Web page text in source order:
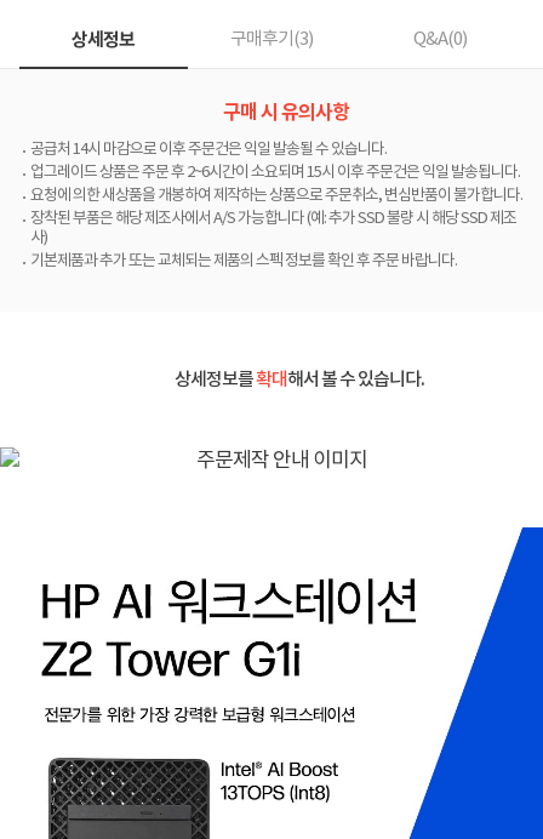
상세정보 구매후기(3) Q&A(0)
구매 시 유의사항
공급처 14시 마감으로 이후 주문건은 익일 발송될 수 있습니다.
업그레이드 상품은 주문 후 2~6시간이 소요되며 15시 이후 주문건은 익일 발송됩니다.
요청에 의한 새상품을 개봉하여 제작하는 상품으로 주문취소, 변심반품이 불가합니다.
장착된 부품은 해당 제조사에서 A/S 가능합니다 (예: 추가 SSD 불량 시 해당 SSD 제조
사)
기본제품과 추가 또는 교체되는 제품의 스펙 정보를 확인 후 주문 바랍니다.
상세정보를확대해서 볼 수 있습니다.